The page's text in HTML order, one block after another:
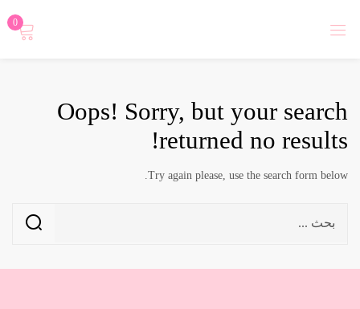
0
Oops! Sorry, but your search
returned no results!
Try again please, use the search form below.